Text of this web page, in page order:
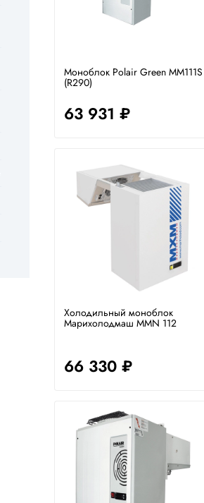
Моноблок Polair Green MM111S
(R290)
63 931 ₽
Холодильный моноблок
Марихолодмаш MMN 112
66 330 ₽